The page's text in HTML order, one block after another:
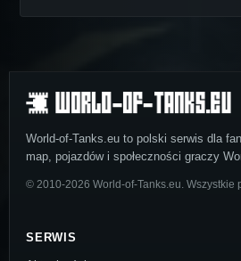
World-of-Tanks.eu to polski serwis dla
map, pojazdów i społeczności graczy
© 2010-2026 World-of-Tanks.eu. Wszystkie
SERWIS